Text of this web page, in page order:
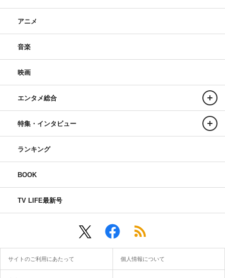
アニメ
音楽
映画
エンタメ総合
特集・インタビュー
ランキング
BOOK
TV LIFE最新号
サイトのご利用にあたって 個人情報について